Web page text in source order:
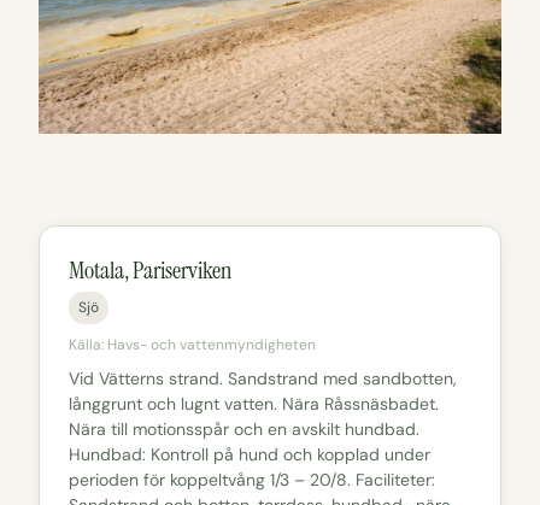
Motala, Pariserviken
Sjö
Källa: Havs- och vattenmyndigheten
Vid Vätterns strand. Sandstrand med sandbotten,
långgrunt och lugnt vatten. Nära Råssnäsbadet.
Nära till motionsspår och en avskilt hundbad.
Hundbad: Kontroll på hund och kopplad under
perioden för koppeltvång 1/3 – 20/8. Faciliteter: